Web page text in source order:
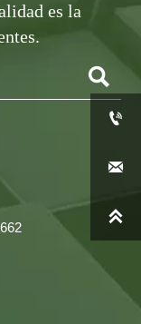
es la



